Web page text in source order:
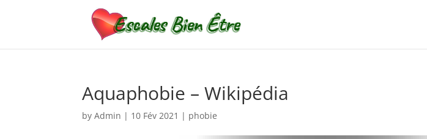
Aquaphobie – Wikipédia
byAdmin | 10 Fév 2021 | phobie